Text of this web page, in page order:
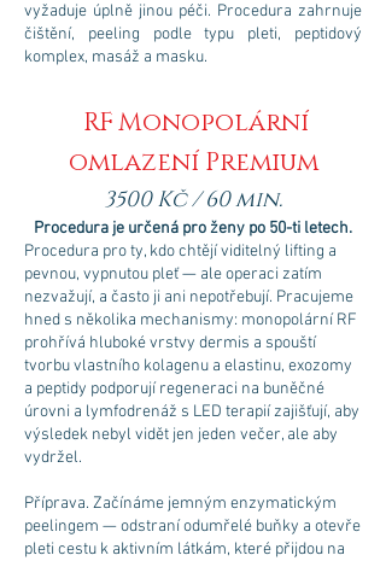
vyžaduje úplně jinou péči. Procedura zahrnuje
čištění, peeling podle typu pleti, peptidový
komplex, masáž a masku.
RF Monopolární
omlazení Premium
3500 Kč / 60 min.
Procedura je určená pro ženy po 50-ti letech.
Procedura pro ty, kdo chtějí viditelný lifting a
pevnou, vypnutou pleť — ale operaci zatím
nezvažují, a často ji ani nepotřebují. Pracujeme
hned s několika mechanismy: monopolární RF
prohřívá hluboké vrstvy dermis a spouští
tvorbu vlastního kolagenu a elastinu, exozomy
a peptidy podporují regeneraci na buněčné
úrovni a lymfodrenáž s LED terapií zajišťují, aby
výsledek nebyl vidět jen jeden večer, ale aby
vydržel.
Příprava. Začínáme jemným enzymatickým
peelingem — odstraní odumřelé buňky a otevře
pleti cestu k aktivním látkám, které přijdou na